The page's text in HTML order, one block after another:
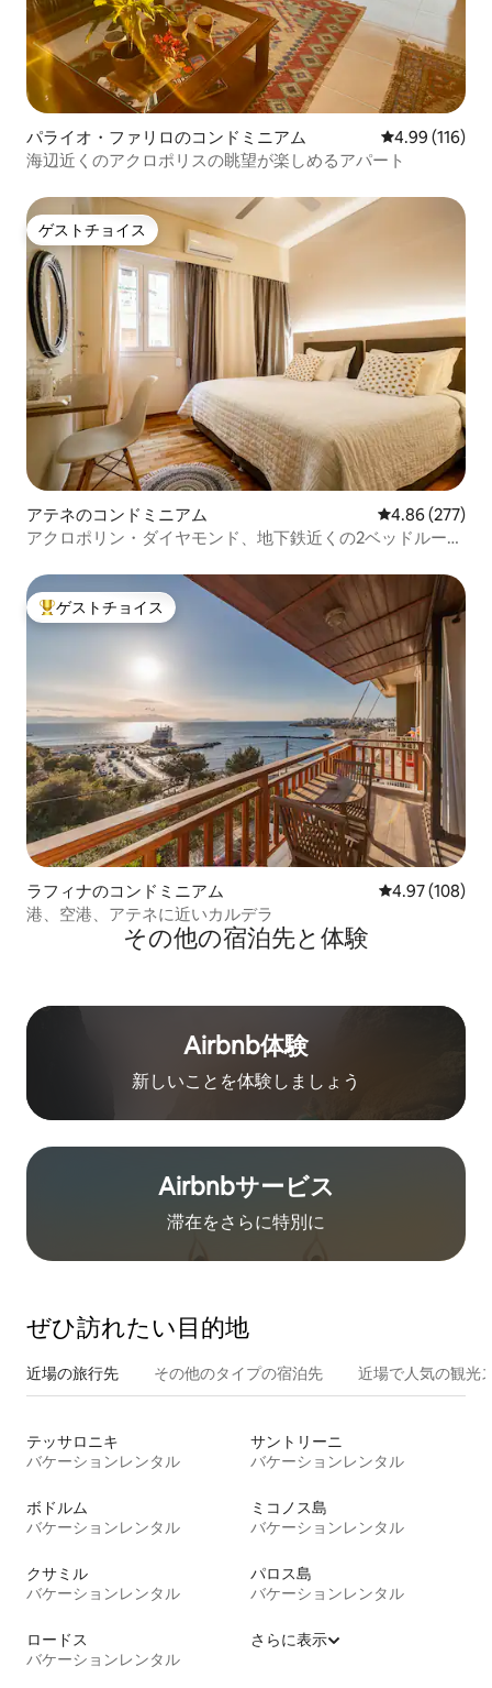
パライオ・ファリロのコンドミニアム レビュー116
4.99 (116)
海辺近くのアクロポリスの眺望が楽しめるアパート
ゲストチョイス
ゲストチョイス
アテネのコンドミニアム レビュー277
4.86 (277)
アクロポリン・ダイヤモンド、地下鉄近くの2ベッドルーム
大好評のゲストチョイスです。
ゲストチョイス
ラフィナのコンドミニアム レビュー108
4.97 (108)
港、空港、アテネに近いカルデラ
その他の宿⁠泊⁠先と体⁠験
Airbnb体験
新しいことを体験しましょう
Airbnb⁠サ⁠ー⁠ビ⁠ス
滞在をさ⁠ら⁠に特⁠別⁠に
ぜひ訪⁠れ⁠た⁠い目⁠的⁠地
近場の旅行先 その他のタ⁠イ⁠プ⁠の宿⁠泊⁠先 近場で人気の観光
テッサロニキ
バケーションレンタル
サントリーニ
バケーションレンタル
ボドルム
バケーションレンタル
ミコノス島
バケーションレンタル
クサミル
バケーションレンタル
パロス島
バケーションレンタル
ロードス
バケーションレンタル
さらに表示